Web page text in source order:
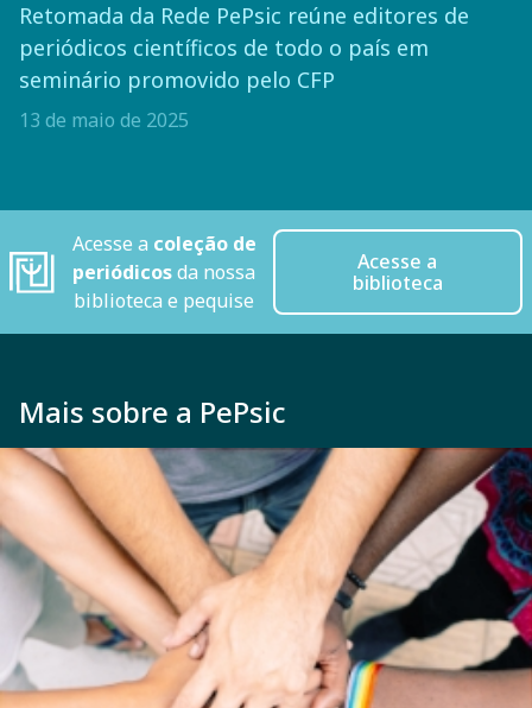
Retomada da Rede PePsic reúne editores de
periódicos científicos de todo o país em
seminário promovido pelo CFP
13 de maio de 2025
Acesse a coleção de
periódicosda nossa
biblioteca e pequise
Acesse a
biblioteca
Mais sobre a PePsic